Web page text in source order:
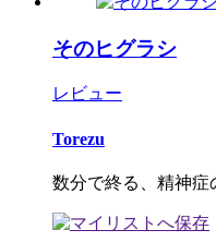
そのヒグラシ
レビュー
Torezu
数分で終る、精神症